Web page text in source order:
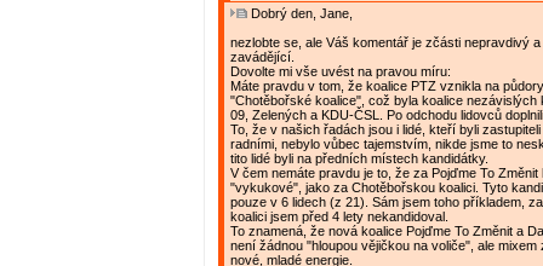
Dobrý den, Jane,
nezlobte se, ale Váš komentář je zčásti nepravdivý
zavádějící.
Dovolte mi vše uvést na pravou míru:
Máte pravdu v tom, že koalice PTZ vznikla na
"Chotěbořské koalice", což byla koalice nezávislých
09, Zelených a KDU-ČSL. Po odchodu lidovců
To, že v našich řadách jsou i lidé, kteří byli
radními, nebylo vůbec tajemstvím, nikde jsme to
tito lidé byli na předních místech kandidátky.
V čem nemáte pravdu je to, že za Pojďme To Změnit
"vykukové", jako za Chotěbořskou koalici. Tyto
pouze v 6 lidech (z 21). Sám jsem toho příkladem,
koalici jsem před 4 lety nekandidoval.
To znamená, že nová koalice Pojďme To Změnit a
není žádnou "hloupou vějičkou na voliče", ale mixem
nové, mladé energie.